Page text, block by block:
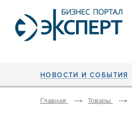
НОВОСТИ И СОБЫТИЯ
Главная Товары